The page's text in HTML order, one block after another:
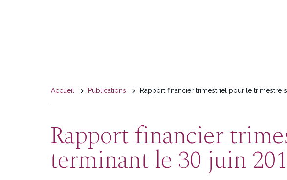
You
are
here
Accueil Publications Rapport financier trimestriel pour le trimestre
Rapport financier
terminant le 30 juin